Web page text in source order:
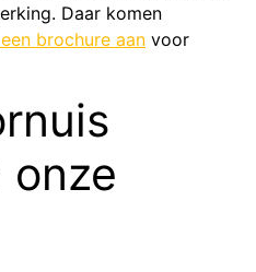
Daar komen
brochure aan voor
onze